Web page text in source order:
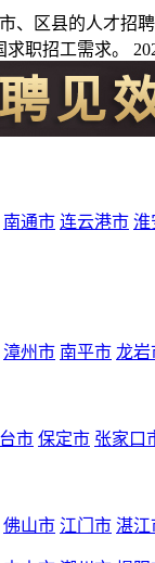
、区县的人才
职招工需求。
南通市 连云港市 淮
漳州市 南平市 龙岩
市 保定市 张家口
佛山市 江门市 湛江